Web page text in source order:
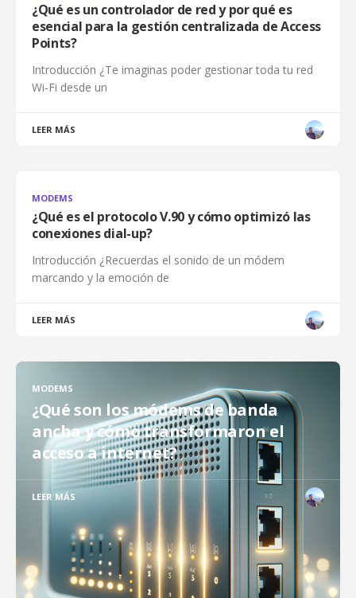
¿Qué es un controlador de red y por qué es
esencial para la gestión centralizada de Access
Points?
Introducción ¿Te imaginas poder gestionar toda tu red
Wi‑Fi desde un
LEER MÁS
MODEMS
¿Qué es el protocolo V.90 y cómo optimizó las
conexiones dial-up?
Introducción ¿Recuerdas el sonido de un módem
marcando y la emoción de
LEER MÁS
MODEMS
¿Qué son los módems de banda
ancha y cómo transformaron el
acceso a internet?
LEER MÁS